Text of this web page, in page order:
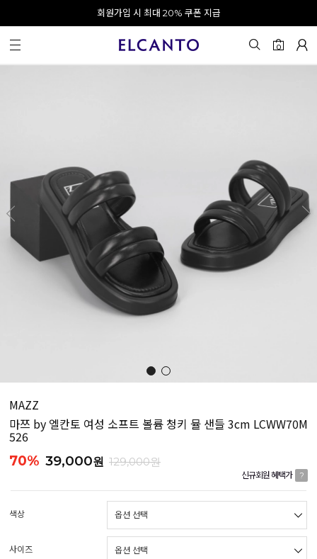
오전 10시 이전 결제 완료 시 오늘 출발!
회원가입 시 최대 20% 쿠폰 지급
0
MAZZ
마쯔 by 엘칸토 여성 소프트 볼륨 청키 뮬 샌들 3cm LCWW70M
526
70% 39,000원 129,000원
신규회원 혜택가 ?
색상
사이즈